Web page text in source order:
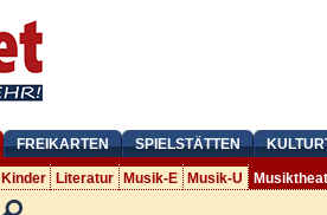
FREIKARTEN SPIELSTÄTTEN
Kinder Literatur Musik-E Musik-U